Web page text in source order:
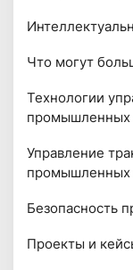
Что могут
Технологии
промышленных
Управление
промышленных
Безопасность
Проекты и